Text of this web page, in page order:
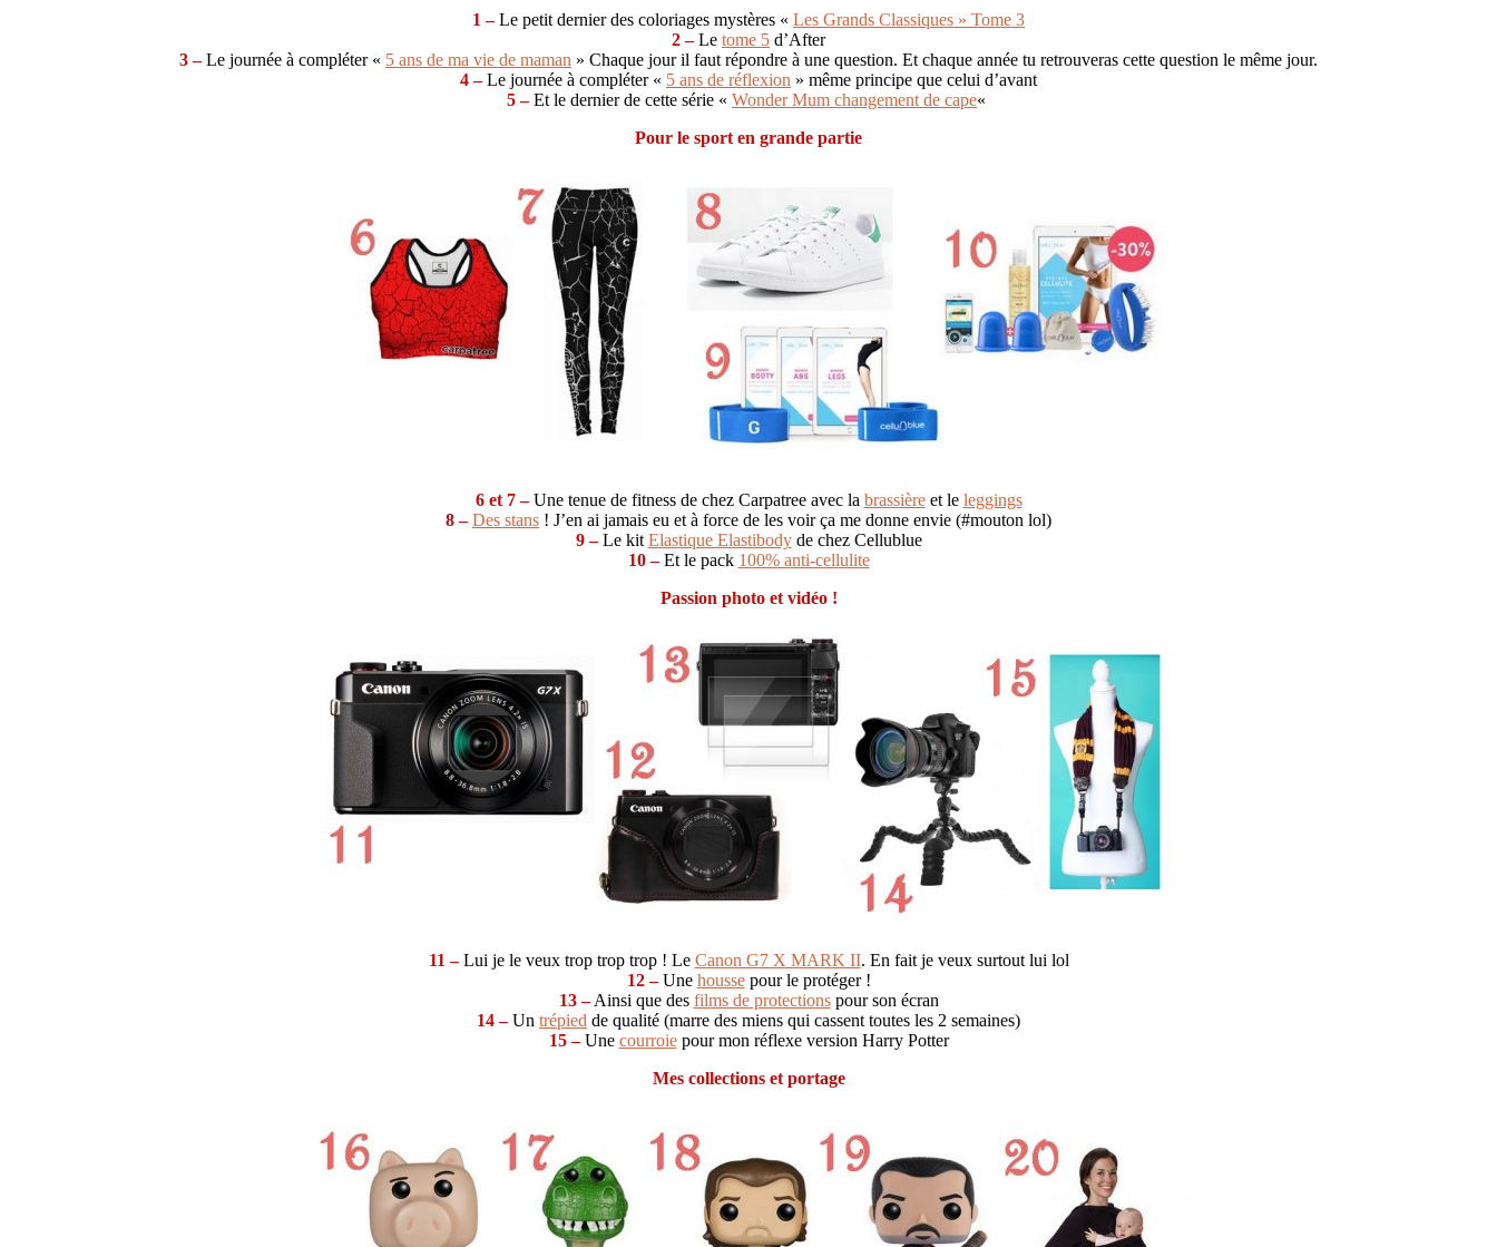
1 – Le petit dernier des coloriages mystères « Les Grands Classiques » Tome 3
2 –Le tome 5 d’After
3 –Le journée à compléter « 5 ans de ma vie de maman » Chaque jour il faut répondre à une question. Et chaque année tu retrouveras cette question le même jour.
4 –Le journée à compléter « 5 ans de réflexion » même principe que celui d’avant
5 – Et le dernier de cette série « Wonder Mum changement de cape«
Pour le sport en grande partie
6 et 7 –Une tenue de fitness de chez Carpatree avec la brassièreet le leggings
8 – Des stans ! J’en ai jamais eu et à force de les voir ça me donne envie (#mouton lol)
9 –Le kit Elastique Elastibodyde chez Cellublue
10 –Et le pack 100% anti-cellulite
Passion photo et vidéo !
11 –Lui je le veux trop trop trop ! Le Canon G7 X MARK II. En fait je veux surtout lui lol
12 –Une houssepour le protéger !
13 – Ainsi que des films de protectionspour son écran
14 –Un trépied de qualité (marre des miens qui cassent toutes les 2 semaines)
15 – Une courroiepour mon réflexe version Harry Potter
Mes collections et portage